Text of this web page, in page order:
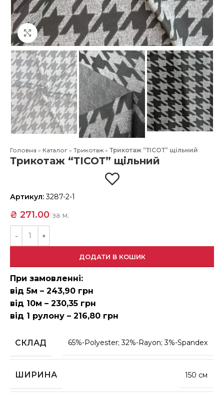
Клацніть, щоб збільшити
Головна » Каталог »Трикотаж »Трикотаж “ТІСОТ” щільний
Трикотаж “ТІСОТ” щільний
Артикул:3287-2-1
₴ 271.00 за м.
ДОДАТИ В КОШИК
При замовленні:
від 5м – 243,90 грн
від 10м – 230,35 грн
від 1 рулону – 216,80 грн
СКЛАД 65%-Polyester; 32%-Rayon; 3%-Spandex
ШИРИНА 150 см